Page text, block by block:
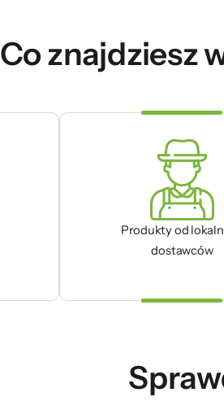
Co znajdziesz
Produkty od
dostawców